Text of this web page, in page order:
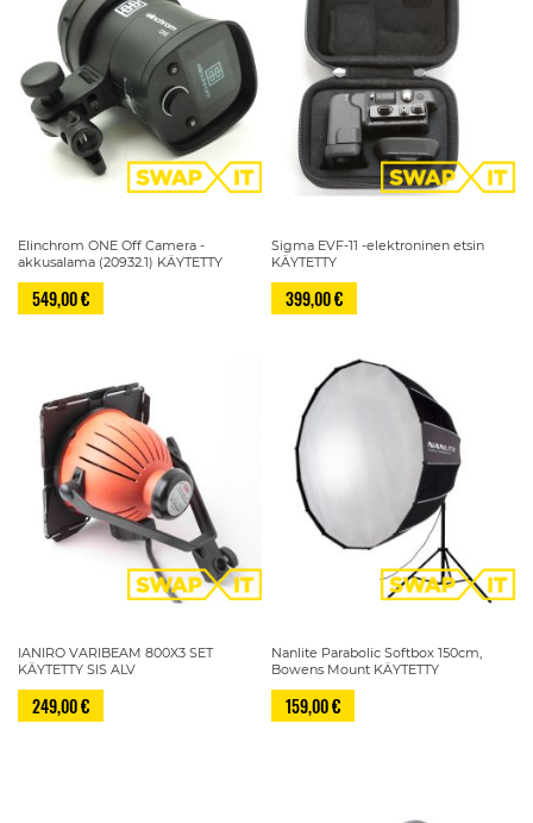
Elinchrom ONE Off Camera -
akkusalama (20932.1) KÄYTETTY
549,00 €
Sigma EVF-11 -elektroninen etsin
KÄYTETTY
399,00 €
IANIRO VARIBEAM 800X3 SET
KÄYTETTY SIS ALV
249,00 €
Nanlite Parabolic Softbox 150cm,
Bowens Mount KÄYTETTY
159,00 €